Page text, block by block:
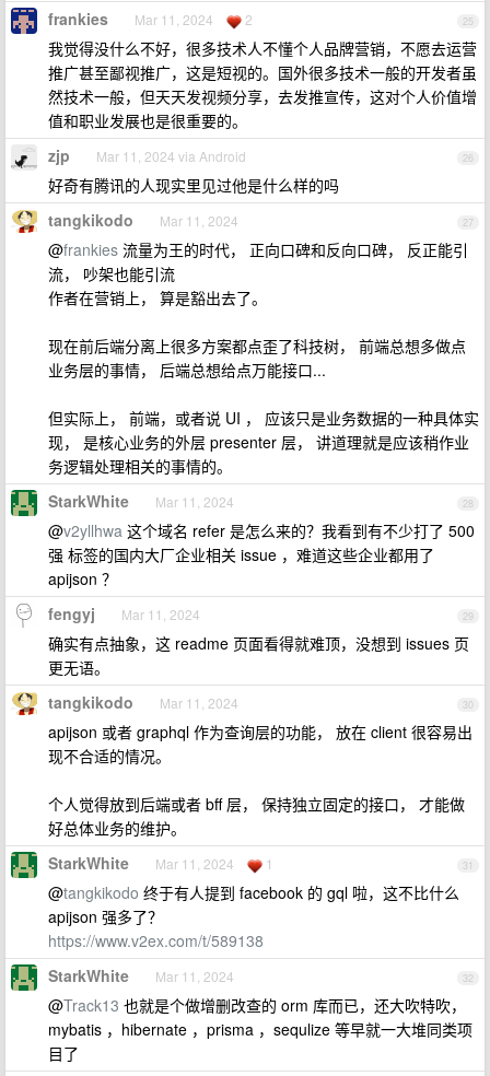
25
frankies Mar 11, 2024 2
我觉得没什么不好，很多技术人不懂个人品牌营销，不愿去运营
推广甚至鄙视推广，这是短视的。国外很多技术一般的开发者虽
然技术一般，但天天发视频分享，去发推宣传，这对个人价值增
值和职业发展也是很重要的。
26
zjp Mar 11, 2024 via Android
好奇有腾讯的人现实里见过他是什么样的吗
27
tangkikodo Mar 11, 2024
@frankies 流量为王的时代， 正向口碑和反向口碑， 反正能引
流， 吵架也能引流
作者在营销上， 算是豁出去了。
现在前后端分离上很多方案都点歪了科技树， 前端总想多做点
业务层的事情， 后端总想给点万能接口...
但实际上， 前端，或者说 UI ， 应该只是业务数据的一种具体实
现， 是核心业务的外层 presenter 层， 讲道理就是应该稍作业
务逻辑处理相关的事情的。
28
StarkWhite Mar 11, 2024
@v2yllhwa 这个域名 refer 是怎么来的？我看到有不少打了 500
强 标签的国内大厂企业相关 issue ，难道这些企业都用了
apijson ？
29
fengyj Mar 11, 2024
确实有点抽象，这 readme 页面看得就难顶，没想到 issues 页
更无语。
30
tangkikodo Mar 11, 2024
apijson 或者 graphql 作为查询层的功能， 放在 client 很容易出
现不合适的情况。
个人觉得放到后端或者 bff 层， 保持独立固定的接口， 才能做
好总体业务的维护。
31
StarkWhite Mar 11, 2024 1
@tangkikodo 终于有人提到 facebook 的 gql 啦，这不比什么
apijson 强多了？
https://www.v2ex.com/t/589138
32
StarkWhite Mar 11, 2024
@Track13 也就是个做增删改查的 orm 库而已，还大吹特吹，
mybatis ，hibernate ，prisma ，sequlize 等早就一大堆同类项
目了